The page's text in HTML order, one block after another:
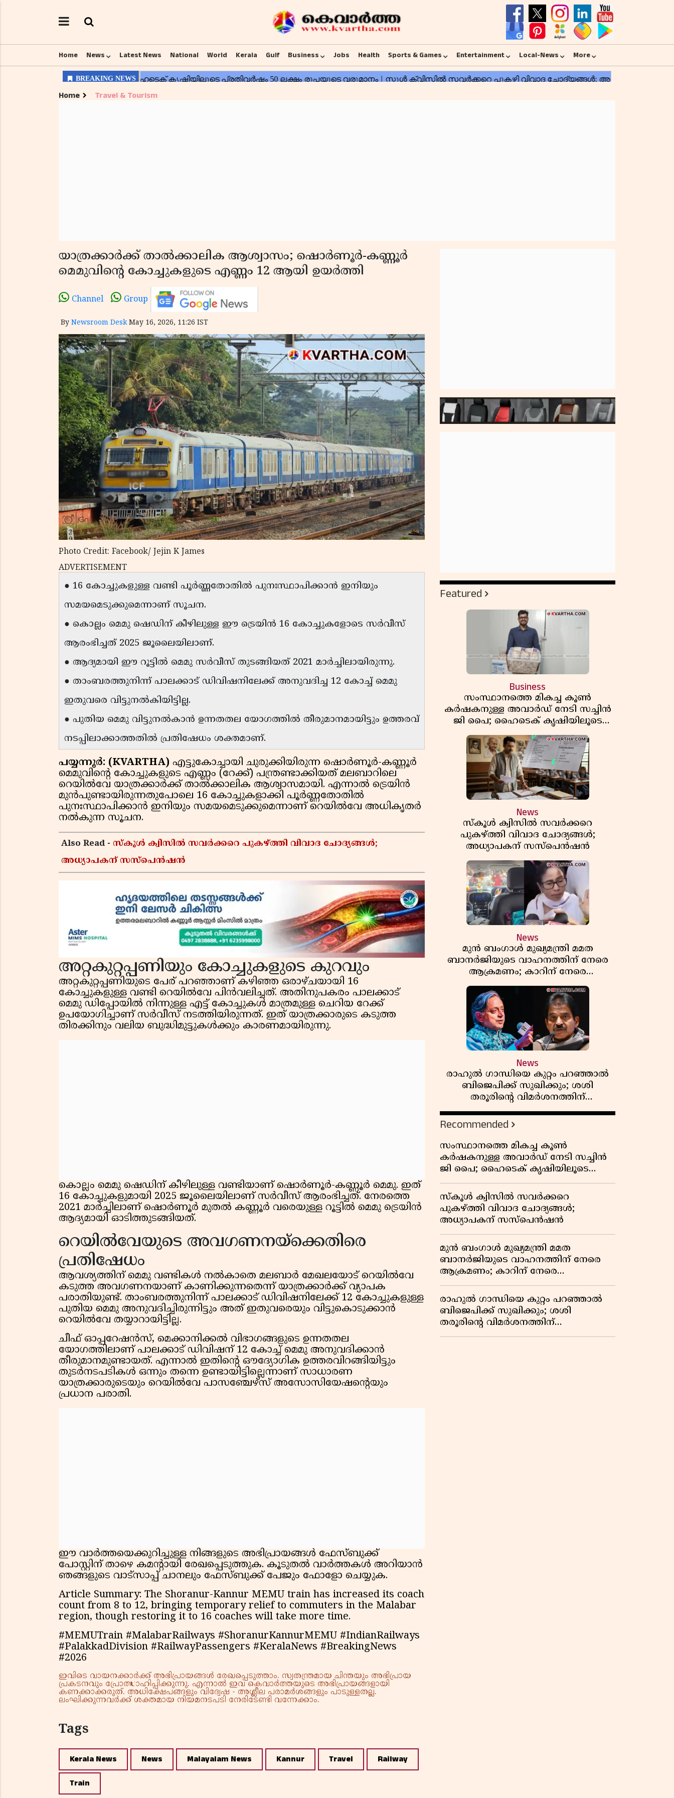
Home News Latest News National World Kerala Gulf Business Jobs Health Sports & Games Entertainment Local-News More
Home Travel & Tourism
യാത്രക്കാർക്ക് താൽക്കാലിക ആശ്വാസം; ഷൊർണൂർ-കണ്ണൂർ
മെമുവിൻ്റെ കോച്ചുകളുടെ എണ്ണം 12 ആയി ഉയർത്തി
Channel Group
By Newsroom Desk May 16, 2026, 11:26 IST
Photo Credit: Facebook/ Jejin K James
ADVERTISEMENT
● 16 കോച്ചുകളുള്ള വണ്ടി പൂർണ്ണതോതിൽ പുനഃസ്ഥാപിക്കാൻ ഇനിയും
സമയമെടുക്കുമെന്നാണ് സൂചന.
● കൊല്ലം മെമു ഷെഡിന് കീഴിലുള്ള ഈ ട്രെയിൻ 16 കോച്ചുകളോടെ സർവീസ്
ആരംഭിച്ചത് 2025 ജൂലൈയിലാണ്.
● ആദ്യമായി ഈ റൂട്ടിൽ മെമു സർവീസ് തുടങ്ങിയത് 2021 മാർച്ചിലായിരുന്നു.
● താംബരത്തുനിന്ന് പാലക്കാട് ഡിവിഷനിലേക്ക് അനുവദിച്ച 12 കോച്ച് മെമു
ഇതുവരെ വിട്ടുനൽകിയിട്ടില്ല.
● പുതിയ മെമു വിട്ടുനൽകാൻ ഉന്നതതല യോഗത്തിൽ തീരുമാനമായിട്ടും ഉത്തരവ്
നടപ്പിലാക്കാത്തതിൽ പ്രതിഷേധം ശക്തമാണ്.
പയ്യന്നൂർ: (KVARTHA) എട്ടുകോച്ചായി ചുരുക്കിയിരുന്ന ഷൊർണൂർ-കണ്ണൂർ
മെമുവിൻ്റെ കോച്ചുകളുടെ എണ്ണം (റേക്ക്) പന്ത്രണ്ടാക്കിയത് മലബാറിലെ
റെയിൽവേ യാത്രക്കാർക്ക് താൽക്കാലിക ആശ്വാസമായി. എന്നാൽ ട്രെയിൻ
മുൻപുണ്ടായിരുന്നതുപോലെ 16 കോച്ചുകളാക്കി പൂർണ്ണതോതിൽ
പുനഃസ്ഥാപിക്കാൻ ഇനിയും സമയമെടുക്കുമെന്നാണ് റെയിൽവേ അധികൃതർ
നൽകുന്ന സൂചന.
Also Read - സ്കൂൾ ക്വിസിൽ സവർക്കറെ പുകഴ്ത്തി വിവാദ ചോദ്യങ്ങൾ;
അധ്യാപകന് സസ്പെൻഷൻ
അറ്റകുറ്റപ്പണിയും കോച്ചുകളുടെ കുറവും
അറ്റകുറ്റപ്പണിയുടെ പേര് പറഞ്ഞാണ് കഴിഞ്ഞ ഒരാഴ്ചയായി 16
കോച്ചുകളുള്ള വണ്ടി റെയിൽവേ പിൻവലിച്ചത്. അതിനുപകരം പാലക്കാട്
മെമു ഡിപ്പോയിൽ നിന്നുള്ള എട്ട് കോച്ചുകൾ മാത്രമുള്ള ചെറിയ റേക്ക്
ഉപയോഗിച്ചാണ് സർവീസ് നടത്തിയിരുന്നത്. ഇത് യാത്രക്കാരുടെ കടുത്ത
തിരക്കിനും വലിയ ബുദ്ധിമുട്ടുകൾക്കും കാരണമായിരുന്നു.
കൊല്ലം മെമു ഷെഡിന് കീഴിലുള്ള വണ്ടിയാണ് ഷൊർണൂർ-കണ്ണൂർ മെമു. ഇത്
16 കോച്ചുകളുമായി 2025 ജൂലൈയിലാണ് സർവീസ് ആരംഭിച്ചത്. നേരത്തെ
2021 മാർച്ചിലാണ് ഷൊർണൂർ മുതൽ കണ്ണൂർ വരെയുള്ള റൂട്ടിൽ മെമു ട്രെയിൻ
ആദ്യമായി ഓടിത്തുടങ്ങിയത്.
റെയിൽവേയുടെ അവഗണനയ്ക്കെതിരെ
പ്രതിഷേധം
ആവശ്യത്തിന് മെമു വണ്ടികൾ നൽകാതെ മലബാർ മേഖലയോട് റെയിൽവേ
കടുത്ത അവഗണനയാണ് കാണിക്കുന്നതെന്ന് യാത്രക്കാർക്ക് വ്യാപക
പരാതിയുണ്ട്. താംബരത്തുനിന്ന് പാലക്കാട് ഡിവിഷനിലേക്ക് 12 കോച്ചുകളുള്ള
പുതിയ മെമു അനുവദിച്ചിരുന്നിട്ടും അത് ഇതുവരെയും വിട്ടുകൊടുക്കാൻ
റെയിൽവേ തയ്യാറായിട്ടില്ല.
ചീഫ് ഓപ്പറേഷൻസ്, മെക്കാനിക്കൽ വിഭാഗങ്ങളുടെ ഉന്നതതല
യോഗത്തിലാണ് പാലക്കാട് ഡിവിഷന് 12 കോച്ച് മെമു അനുവദിക്കാൻ
തീരുമാനമുണ്ടായത്. എന്നാൽ ഇതിൻ്റെ ഔദ്യോഗിക ഉത്തരവിറങ്ങിയിട്ടും
തുടർനടപടികൾ ഒന്നും തന്നെ ഉണ്ടായിട്ടില്ലെന്നാണ് സാധാരണ
യാത്രക്കാരുടെയും റെയിൽവേ പാസഞ്ചേഴ്സ് അസോസിയേഷൻ്റെയും
പ്രധാന പരാതി.
ഈ വാർത്തയെക്കുറിച്ചുള്ള നിങ്ങളുടെ അഭിപ്രായങ്ങൾ ഫേസ്ബുക്ക്
പോസ്റ്റിന് താഴെ കമൻ്റായി രേഖപ്പെടുത്തുക. കൂടുതൽ വാർത്തകൾ അറിയാൻ
ഞങ്ങളുടെ വാട്സാപ്പ് ചാനലും ഫേസ്ബുക്ക് പേജും ഫോളോ ചെയ്യുക.
Article Summary: The Shoranur-Kannur MEMU train has increased its coach
count from 8 to 12, bringing temporary relief to commuters in the Malabar
region, though restoring it to 16 coaches will take more time.
#MEMUTrain #MalabarRailways #ShoranurKannurMEMU #IndianRailways
#PalakkadDivision #RailwayPassengers #KeralaNews #BreakingNews
#2026
ഇവിടെ വായനക്കാർക്ക് അഭിപ്രായങ്ങൾ രേഖപ്പെടുത്താം. സ്വതന്ത്രമായ ചിന്തയും അഭിപ്രായ
പ്രകടനവും പ്രോത്സാഹിപ്പിക്കുന്നു. എന്നാൽ ഇവ കെവാർത്തയുടെ അഭിപ്രായങ്ങളായി
കണക്കാക്കരുത്. അധിക്ഷേപങ്ങളും വിദ്വേഷ - അശ്ലീല പരാമർശങ്ങളും പാടുള്ളതല്ല.
ലംഘിക്കുന്നവർക്ക് ശക്തമായ നിയമനടപടി നേരിടേണ്ടി വന്നേക്കാം.
Tags
Kerala News News Malayalam News Kannur Travel Railway
Train
Featured
Business
സംസ്ഥാനത്തെ മികച്ച കൂൺ
കർഷകനുള്ള അവാർഡ് നേടി സച്ചിൻ
ജി പൈ; ഹൈടെക് കൃഷിയിലൂടെ
പ്രതിവർഷം 50 ലക്ഷം രൂപയുടെ
വരുമാനം
News
സ്കൂൾ ക്വിസിൽ സവർക്കറെ
പുകഴ്ത്തി വിവാദ ചോദ്യങ്ങൾ;
അധ്യാപകന് സസ്പെൻഷൻ
News
മുൻ ബംഗാൾ മുഖ്യമന്ത്രി മമത
ബാനർജിയുടെ വാഹനത്തിന് നേരെ
ആക്രമണം; കാറിന് നേരെ
പാഞ്ഞുകയറി അക്രമികൾ
News
രാഹുൽ ഗാന്ധിയെ കുറ്റം പറഞ്ഞാൽ
ബിജെപിക്ക് സുഖിക്കും; ശശി
തരൂരിന്റെ വിമർശനത്തിന്
മറുപടിയുമായി കെ സി
വേണുഗോപാൽ
Recommended
സംസ്ഥാനത്തെ മികച്ച കൂൺ
കർഷകനുള്ള അവാർഡ് നേടി സച്ചിൻ
ജി പൈ; ഹൈടെക് കൃഷിയിലൂടെ
പ്രതിവർഷം 50 ലക്ഷം രൂപയുടെ
വരുമാനം
സ്കൂൾ ക്വിസിൽ സവർക്കറെ
പുകഴ്ത്തി വിവാദ ചോദ്യങ്ങൾ;
അധ്യാപകന് സസ്പെൻഷൻ
മുൻ ബംഗാൾ മുഖ്യമന്ത്രി മമത
ബാനർജിയുടെ വാഹനത്തിന് നേരെ
ആക്രമണം; കാറിന് നേരെ
പാഞ്ഞുകയറി അക്രമികൾ
രാഹുൽ ഗാന്ധിയെ കുറ്റം പറഞ്ഞാൽ
ബിജെപിക്ക് സുഖിക്കും; ശശി
തരൂരിന്റെ വിമർശനത്തിന്
മറുപടിയുമായി കെ സി